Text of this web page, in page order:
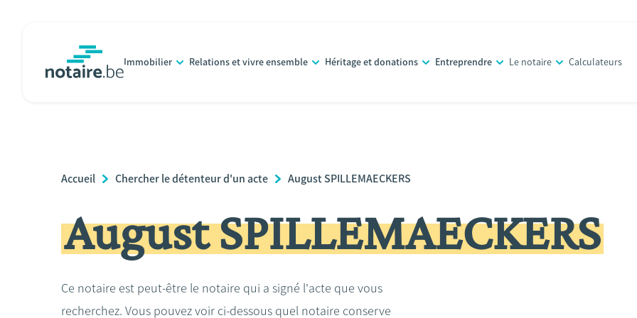
principal
Immobilier Relations et vivre ensemble Héritage et donations Entreprendre Le notaire Calculateurs
Breadcrumb
Accueil Chercher le détenteur d'un acte August SPILLEMAECKERS
August SPILLEMAECKERS
Ce notaire est peut-être le notaire qui a signé l'acte que vous
recherchez. Vous pouvez voir ci-dessous quel notaire conserve